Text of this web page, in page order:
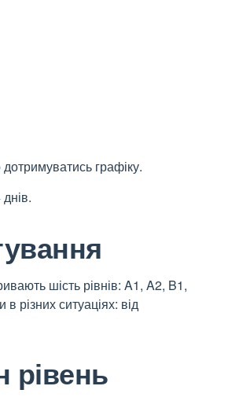
графіку.
шість рівнів: A1, A2, B1,
різних ситуаціях: від
рівень